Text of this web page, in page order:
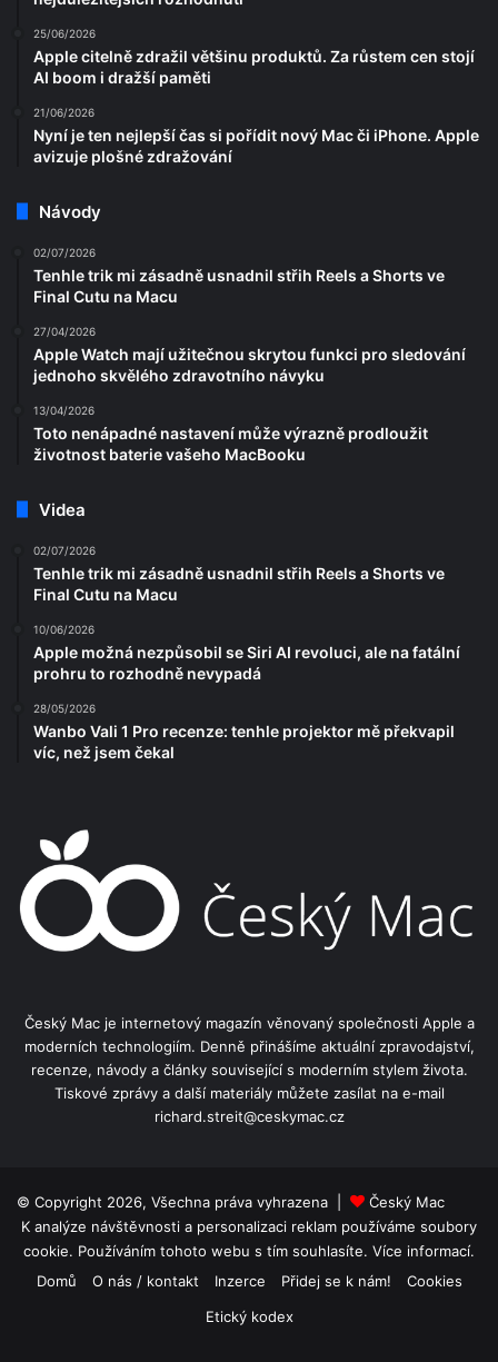
25/06/2026
Apple citelně zdražil většinu produktů. Za růstem cen stojí
AI boom i dražší paměti
21/06/2026
Nyní je ten nejlepší čas si pořídit nový Mac či iPhone. Apple
avizuje plošné zdražování
Návody
02/07/2026
Tenhle trik mi zásadně usnadnil střih Reels a Shorts ve
Final Cutu na Macu
27/04/2026
Apple Watch mají užitečnou skrytou funkci pro sledování
jednoho skvělého zdravotního návyku
13/04/2026
Toto nenápadné nastavení může výrazně prodloužit
životnost baterie vašeho MacBooku
Videa
02/07/2026
Tenhle trik mi zásadně usnadnil střih Reels a Shorts ve
Final Cutu na Macu
10/06/2026
Apple možná nezpůsobil se Siri AI revoluci, ale na fatální
prohru to rozhodně nevypadá
28/05/2026
Wanbo Vali 1 Pro recenze: tenhle projektor mě překvapil
víc, než jsem čekal
Český Mac je internetový magazín věnovaný společnosti Apple a
moderních technologiím. Denně přinášíme aktuální zpravodajství,
recenze, návody a články související s moderním stylem života.
Tiskové zprávy a další materiály můžete zasílat na e-mail
richard.streit@ceskymac.cz
© Copyright 2026, Všechna práva vyhrazena |
Český Mac
K analýze návštěvnosti a personalizaci reklam používáme soubory
cookie. Používáním tohoto webu s tím souhlasíte. Více informací.
Domů
O nás / kontakt Inzerce Přidej se k nám!
Cookies
Etický kodex